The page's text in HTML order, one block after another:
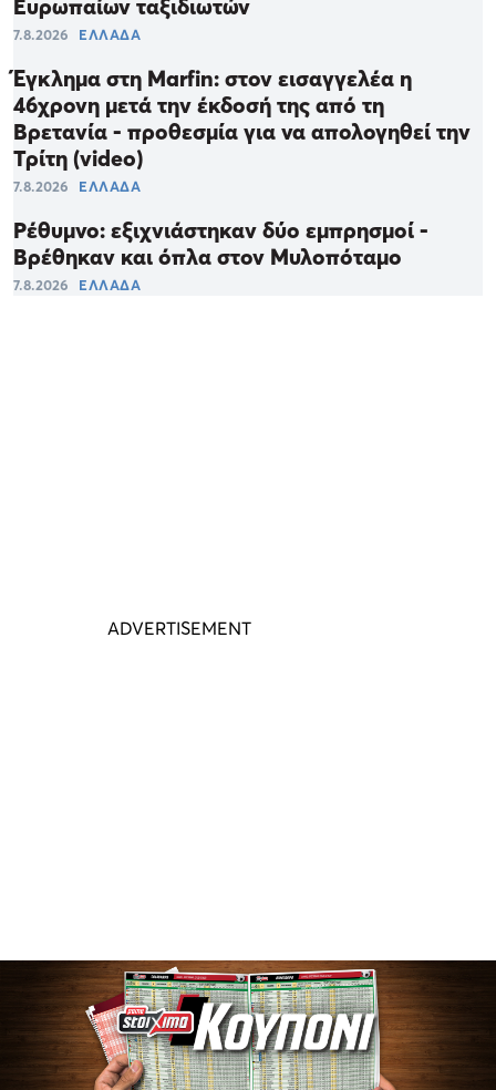
Ευρωπαίων ταξιδιωτών
7.8.2026 ΕΛΛΑΔΑ
Έγκλημα στη Marfin: στον εισαγγελέα η
46χρονη μετά την έκδοσή της από τη
Βρετανία - προθεσμία για να απολογηθεί την
Τρίτη (video)
7.8.2026 ΕΛΛΑΔΑ
Ρέθυμνο: εξιχνιάστηκαν δύο εμπρησμοί -
Βρέθηκαν και όπλα στον Μυλοπόταμο
7.8.2026 ΕΛΛΑΔΑ